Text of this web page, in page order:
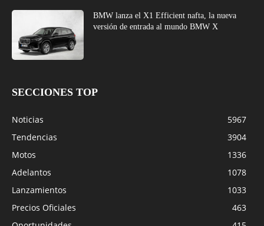
BMW lanza el X1 Efficient nafta, la nueva
versión de entrada al mundo BMW X
SECCIONES TOP
Noticias
5967
Tendencias
3904
Motos
1336
Adelantos
1078
Lanzamientos
1033
Precios Oficiales
463